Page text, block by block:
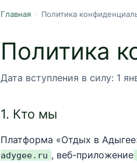
Главная / Политика
Политика
Дата вступления в силу: 1
1. Кто мы
Платформа «Отдых в
adygee.ru , веб-приложение